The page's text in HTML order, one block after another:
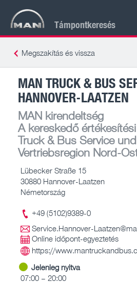
Támpontkeresés
Megszakítás és vissza
MAN TRUCK & BUS
HANNOVER-LAATZEN
MAN kirendeltség
A kereskedő
Truck & Bus Service
Vertriebsregion Nord-
Lübecker Straße 15
30880 Hannover-Laatzen
Németország
+49 (5102)9389-0
Service.Hannover-
Online időpont-egyeztetés
https://
Jelenleg nyitva
07:00 – 20:00